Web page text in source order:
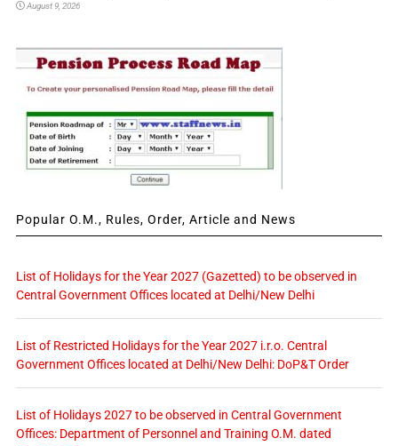
August 9, 2026
Popular O.M., Rules, Order, Article and News
List of Holidays for the Year 2027 (Gazetted) to be observed in
Central Government Offices located at Delhi/New Delhi
List of Restricted Holidays for the Year 2027 i.r.o. Central
Government Offices located at Delhi/New Delhi: DoP&T Order
List of Holidays 2027 to be observed in Central Government
Offices: Department of Personnel and Training O.M. dated